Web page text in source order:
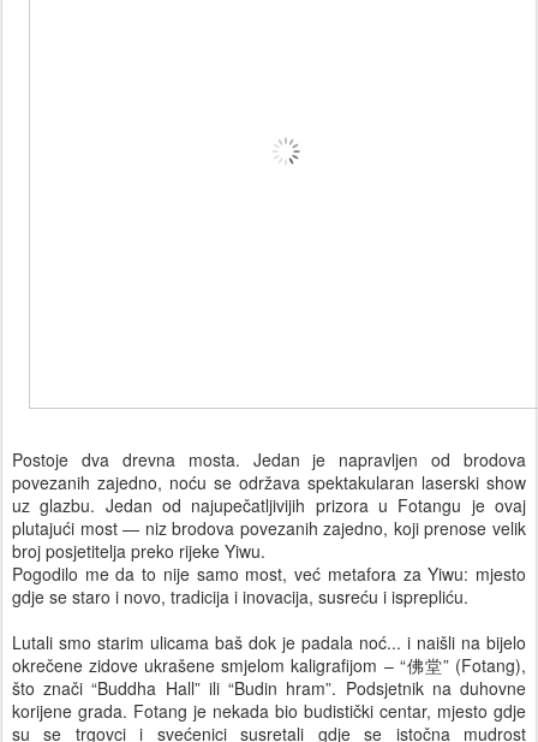
Postoje dva drevna mosta. Jedan je napravljen od brodova
povezanih zajedno, noću se održava spektakularan laserski show
uz glazbu. Jedan od najupečatljivijih prizora u Fotangu je ovaj
plutajući most — niz brodova povezanih zajedno, koji prenose velik
broj posjetitelja preko rijeke Yiwu.
Pogodilo me da to nije samo most, već metafora za Yiwu: mjesto
gdje se staro i novo, tradicija i inovacija, susreću i isprepliću.
Lutali smo starim ulicama baš dok je padala noć... i naišli na bijelo
okrečene zidove ukrašene smjelom kaligrafijom – “佛堂” (Fotang),
što znači “Buddha Hall” ili “Budin hram”. Podsjetnik na duhovne
korijene grada. Fotang je nekada bio budistički centar, mjesto gdje
su se trgovci i svećenici susretali gdje se istočna mudrost